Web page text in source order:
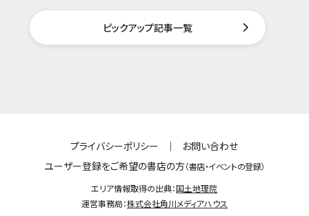
ピックアップ記事一覧
プライバシーポリシー ｜
お問い合わせ
ユーザー登録をご希望の書店の方（書店・イベントの登録）
エリア情報取得の出典：国土地理院
運営事務局：株式会社角川メディアハウス